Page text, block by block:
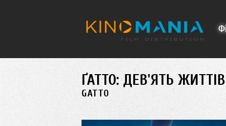
ҐАТТО: ДЕВ'ЯТЬ
GATTO